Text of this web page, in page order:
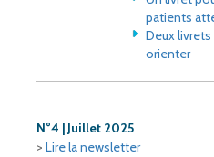
patients
Deux
orienter
N°4 | Juillet 2025
> Lire la newsletter